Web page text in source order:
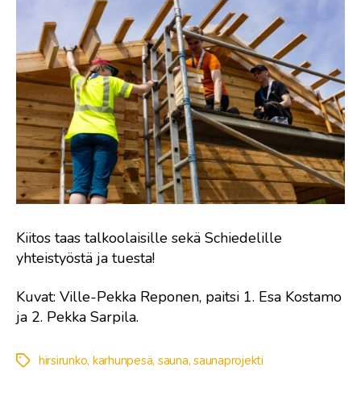
Kiitos taas talkoolaisille sekä Schiedelille
yhteistyöstä ja tuesta!
Kuvat: Ville-Pekka Reponen, paitsi 1. Esa Kostamo
ja 2. Pekka Sarpila.
Avainsanat
hirsirunko, karhunpesä, sauna,saunaprojekti